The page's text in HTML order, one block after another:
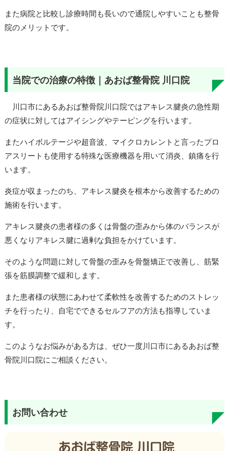
また病院と比較し診療時間も長いので通院しやすいことも整骨
院のメリットです。
当院での治療の特徴｜あおば整骨院 川口院
川口市にあるあおば整骨院川口院ではアキレス腱炎の急性期
の症状に対してはアイシングやテーピングを行います。
またハイボルテージや超音波、マイクロカレントと言ったプロ
アスリートも使用する特殊な医療機器を用いて消炎、鎮痛を行
います。
炎症が収まったのち、アキレス腱炎を根本から改善するための
施術を行います。
アキレス腱炎の患者様の多くは骨盤の歪みから体のバランスが
悪くなりアキレス腱に過剰な負担をかけています。
そのような問題に対して骨盤の歪みを骨盤矯正で改善し、筋緊
張を筋膜調整で緩和します。
また患者様の状態にあわせて柔軟性を改善するためのストレッ
チを行ったり、
自宅でできるセルフアの方法も指導していま
す。
このようなお悩みがある方は、ぜひ一度川口市にあるあおば整
骨院川口院にご相談ください。
お問い合わせ